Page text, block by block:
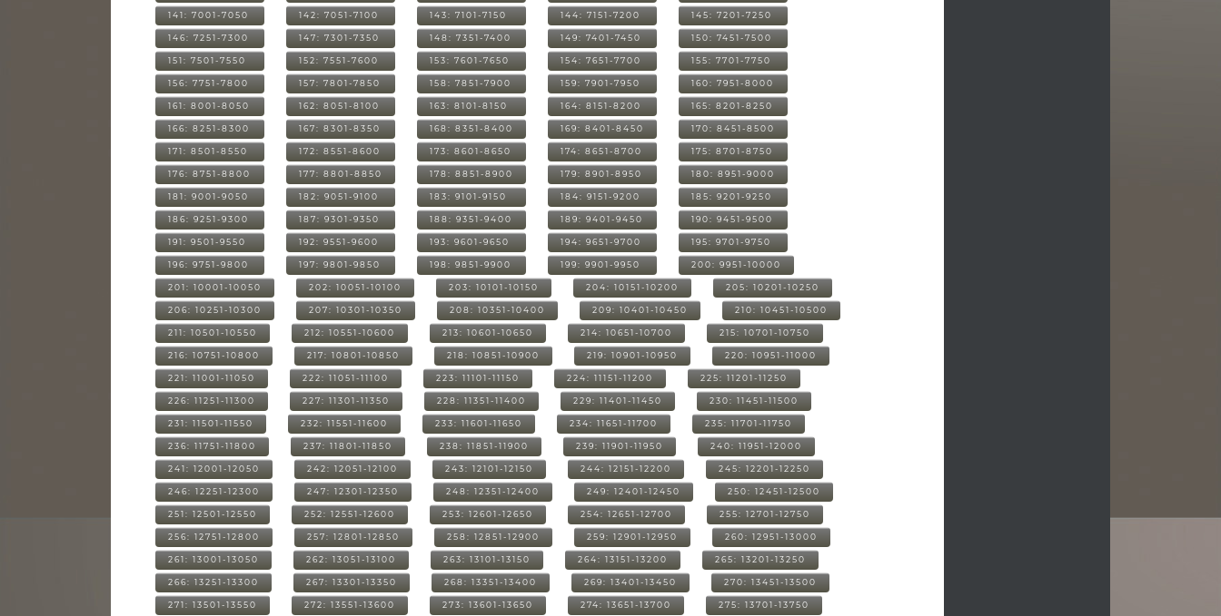
141: 7001-7050 142: 7051-7100 143: 7101-7150 144: 7151-7200 145: 7201-7250
146: 7251-7300 147: 7301-7350 148: 7351-7400 149: 7401-7450 150: 7451-7500
151: 7501-7550 152: 7551-7600 153: 7601-7650 154: 7651-7700 155: 7701-7750
156: 7751-7800 157: 7801-7850 158: 7851-7900 159: 7901-7950 160: 7951-8000
161: 8001-8050 162: 8051-8100 163: 8101-8150 164: 8151-8200 165: 8201-8250
166: 8251-8300 167: 8301-8350 168: 8351-8400 169: 8401-8450 170: 8451-8500
171: 8501-8550 172: 8551-8600 173: 8601-8650 174: 8651-8700 175: 8701-8750
176: 8751-8800 177: 8801-8850 178: 8851-8900 179: 8901-8950 180: 8951-9000
181: 9001-9050 182: 9051-9100 183: 9101-9150 184: 9151-9200 185: 9201-9250
186: 9251-9300 187: 9301-9350 188: 9351-9400 189: 9401-9450 190: 9451-9500
191: 9501-9550 192: 9551-9600 193: 9601-9650 194: 9651-9700 195: 9701-9750
196: 9751-9800 197: 9801-9850 198: 9851-9900 199: 9901-9950 200: 9951-10000
201: 10001-10050 202: 10051-10100 203: 10101-10150 204: 10151-10200 205: 10201-10250
206: 10251-10300 207: 10301-10350 208: 10351-10400 209: 10401-10450 210: 10451-10500
211: 10501-10550 212: 10551-10600 213: 10601-10650 214: 10651-10700 215: 10701-10750
216: 10751-10800 217: 10801-10850 218: 10851-10900 219: 10901-10950 220: 10951-11000
221: 11001-11050 222: 11051-11100 223: 11101-11150 224: 11151-11200 225: 11201-11250
226: 11251-11300 227: 11301-11350 228: 11351-11400 229: 11401-11450 230: 11451-11500
231: 11501-11550 232: 11551-11600 233: 11601-11650 234: 11651-11700 235: 11701-11750
236: 11751-11800 237: 11801-11850 238: 11851-11900 239: 11901-11950 240: 11951-12000
241: 12001-12050 242: 12051-12100 243: 12101-12150 244: 12151-12200 245: 12201-12250
246: 12251-12300 247: 12301-12350 248: 12351-12400 249: 12401-12450 250: 12451-12500
251: 12501-12550 252: 12551-12600 253: 12601-12650 254: 12651-12700 255: 12701-12750
256: 12751-12800 257: 12801-12850 258: 12851-12900 259: 12901-12950 260: 12951-13000
261: 13001-13050 262: 13051-13100 263: 13101-13150 264: 13151-13200 265: 13201-13250
266: 13251-13300 267: 13301-13350 268: 13351-13400 269: 13401-13450 270: 13451-13500
271: 13501-13550 272: 13551-13600 273: 13601-13650 274: 13651-13700 275: 13701-13750